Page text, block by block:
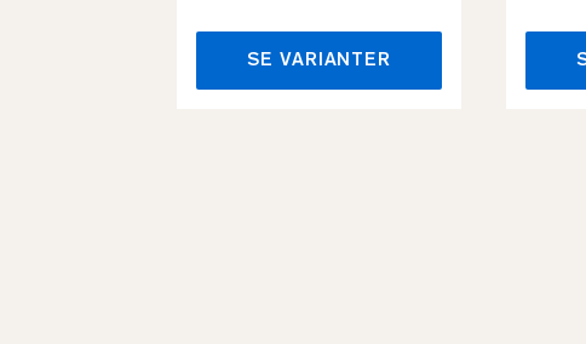
SE VARIANTER